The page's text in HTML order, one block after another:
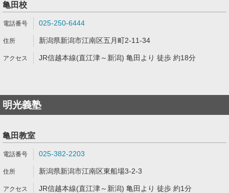
亀田校
025-250-6444
新潟県新潟市江南区五月町2-11-34
JR信越本線(直江津～新潟) 亀田より 徒歩 約18分
明光義塾
亀田教室
025-382-2203
新潟県新潟市江南区東船場3-2-3
JR信越本線(直江津～新潟) 亀田より 徒歩 約1分